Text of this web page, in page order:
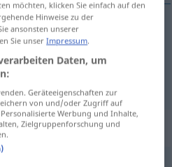
"zurechtweisen"
möchten, klicken Sie einfach auf den
Hinweise zu der
ansonsten unserer
Sie unserImpressum.
Daten, um
Geräteeigenschaften zur
von und/oder Zugriff auf
Werbung und Inhalte,
Zielgruppenforschung und